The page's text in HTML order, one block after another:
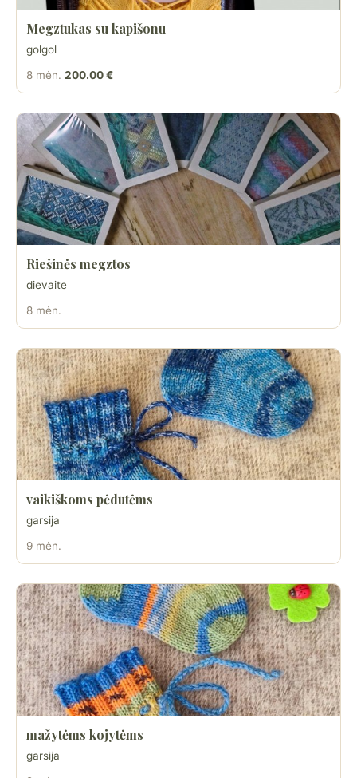
Megztukas su kapišonu
golgol
8 mėn. 200.00 €
Riešinės megztos
dievaite
8 mėn.
vaikiškoms pėdutėms
garsija
9 mėn.
mažytėms kojytėms
garsija